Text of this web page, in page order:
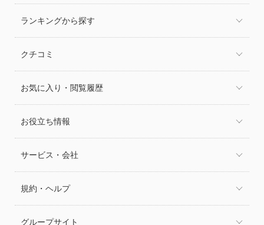
ランキングから探す
クチコミ
お気に入り・閲覧履歴
お役立ち情報
サービス・会社
規約・ヘルプ
グループサイト